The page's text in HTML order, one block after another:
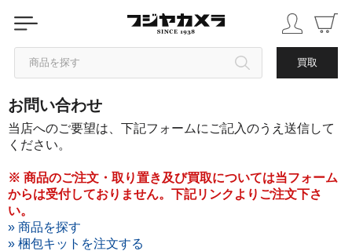
商品を探す 買取
カテゴリから探す
ブランドから探す
中古品を探す
お問い合わせ
当店へのご要望は、下記フォームにご記入のうえ送信して
ください。
※ 商品のご注文・取り置き及び買取については当フォーム
からは受付しておりません。下記リンクよりご注文下さ
い。
» 商品を探す
» 梱包キットを注文する